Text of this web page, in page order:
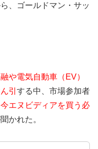
、ゴールドマン・サッ
や電気自動車（EV）
引 する中、市場参加者
エヌビディアを買う必
かれた。